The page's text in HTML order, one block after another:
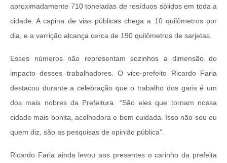
aproximadamente 710 toneladas de resíduos sólidos em toda a
cidade. A capina de vias públicas chega a 10 quilômetros por
dia, e a varrição alcança cerca de 190 quilômetros de sarjetas.
Esses números não representam sozinhos a dimensão do
impacto desses trabalhadores. O vice-prefeito Ricardo Faria
destacou durante a celebração que o trabalho dos garis é um
dos mais nobres da Prefeitura. “São eles que tornam nossa
cidade mais bonita, acolhedora e bem cuidada. Isso não sou eu
quem diz, são as pesquisas de opinião pública”.
Ricardo Faria ainda levou aos presentes o carinho da prefeita